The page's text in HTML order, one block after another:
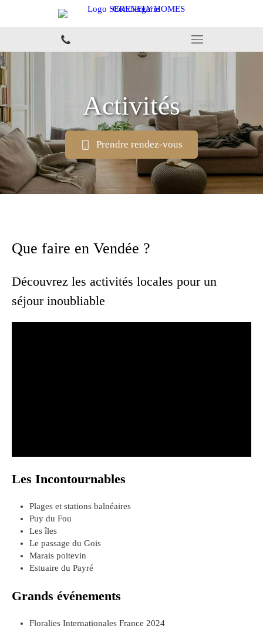
Activités
Prendre rendez-vous
Que faire en Vendée ?
Découvrez les activités locales pour un
séjour inoubliable
Les Incontournables
Plages et stations balnéaires
Puy du Fou
Les îles
Le passage du Gois
Marais poitevin
Estuaire du Payré
Grands événements
Floralies Internationales France 2024